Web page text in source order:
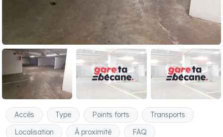
Accès Type Points forts
Transports
Localisation
À proximité FAQ